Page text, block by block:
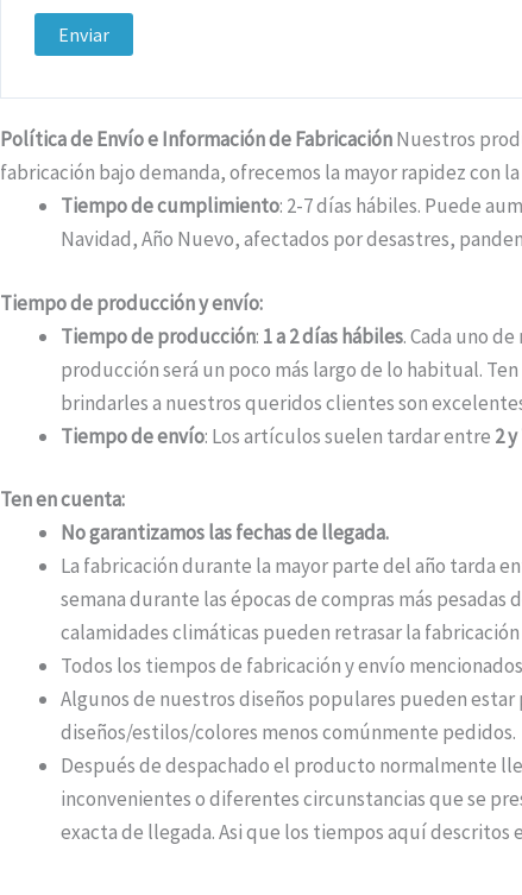
Política de Envío e Información de FabricaciónNuestros
fabricación bajo demanda, ofrecemos la mayor rapidez con
Tiempo de cumplimiento: 2-7 días hábiles. Puede
Navidad, Año Nuevo, afectados por desastres,
Tiempo de producción y envío:
Tiempo de producción: 1 a 2 días hábiles. Cada uno
producción será un poco más largo de lo habitual.
brindarles a nuestros queridos clientes son
Tiempo de envío: Los artículos suelen tardar entre 2
Ten en cuenta:
No garantizamos las fechas de llegada.
La fabricación durante la mayor parte del año tarda
semana durante las épocas de compras más
calamidades climáticas pueden retrasar la
Todos los tiempos de fabricación y envío
Algunos de nuestros diseños populares pueden
diseños/estilos/colores menos comúnmente pedidos.
Después de despachado el producto normalmente
inconvenientes o diferentes circunstancias que se
exacta de llegada. Asi que los tiempos aquí descritos